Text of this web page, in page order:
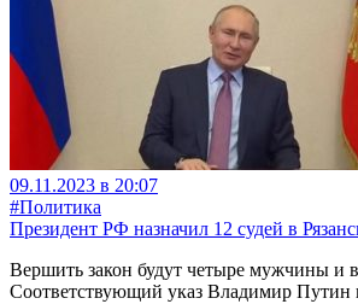
09.11.2023 в 20:07
#Политика
Президент РФ назначил 12 судей в
Вершить закон будут четыре мужчины и
Соответствующий указ Владимир Путин